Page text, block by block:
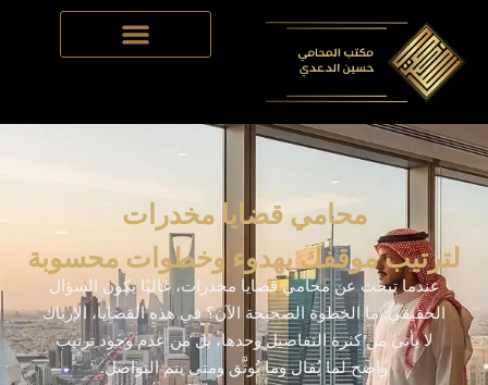
Skip
محامي قضايا مخدرات
لترتيب موقفك بهدوء وخطوات محسوبة
عندما تبحث عن محامي قضايا مخدرات، غالبًا يكون السؤال
الحقيقي: ما الخطوة الصحيحة الآن؟ في هذه القضايا، الإرباك
لا يأتي من كثرة التفاصيل وحدها، بل من عدم وجود ترتيب
واضح لما يُقال وما يُوثَّق ومتى يتم التواصل.